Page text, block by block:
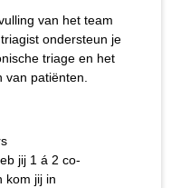
van het team
ondersteun je
triage en het
patiënten.
jij 1 á 2 co-
kom jij in